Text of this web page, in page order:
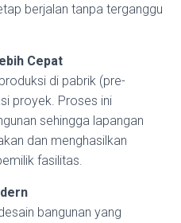
berjalan tanpa terganggu
Cepat
di pabrik (pre-
proyek. Proses ini
sehingga lapangan
dan menghasilkan
fasilitas.
bangunan yang